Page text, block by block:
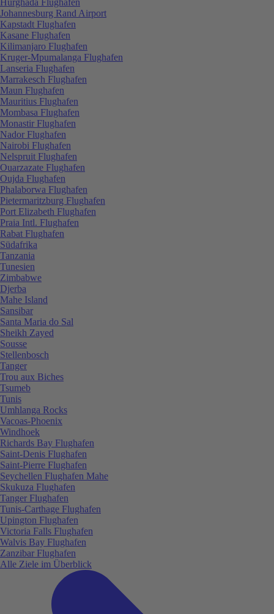
Johannesburg Rand Airport
Kapstadt Flughafen
Kasane Flughafen
Kilimanjaro Flughafen
Kruger-Mpumalanga Flughafen
Lanseria Flughafen
Marrakesch Flughafen
Maun Flughafen
Mauritius Flughafen
Mombasa Flughafen
Monastir Flughafen
Nador Flughafen
Nairobi Flughafen
Nelspruit Flughafen
Ouarzazate Flughafen
Oujda Flughafen
Phalaborwa Flughafen
Pietermaritzburg Flughafen
Port Elizabeth Flughafen
Praia Intl. Flughafen
Rabat Flughafen
Südafrika
Tanzania
Tunesien
Zimbabwe
Djerba
Mahe Island
Sansibar
Santa Maria do Sal
Sheikh Zayed
Sousse
Stellenbosch
Tanger
Trou aux Biches
Tsumeb
Tunis
Umhlanga Rocks
Vacoas-Phoenix
Windhoek
Richards Bay Flughafen
Saint-Denis Flughafen
Saint-Pierre Flughafen
Seychellen Flughafen Mahe
Skukuza Flughafen
Tanger Flughafen
Tunis-Carthage Flughafen
Upington Flughafen
Victoria Falls Flughafen
Walvis Bay Flughafen
Zanzibar Flughafen
Alle Ziele im Überblick